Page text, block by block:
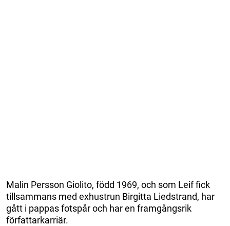
Malin Persson Giolito, född 1969, och som Leif fick
tillsammans med exhustrun Birgitta Liedstrand, har
gått i pappas fotspår och har en framgångsrik
författarkarriär.